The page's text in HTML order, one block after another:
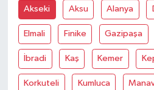
Akseki Aksu Alanya
Elmali Finike Gazipaşa
İbradi Kaş Kemer
Korkuteli Kumluca